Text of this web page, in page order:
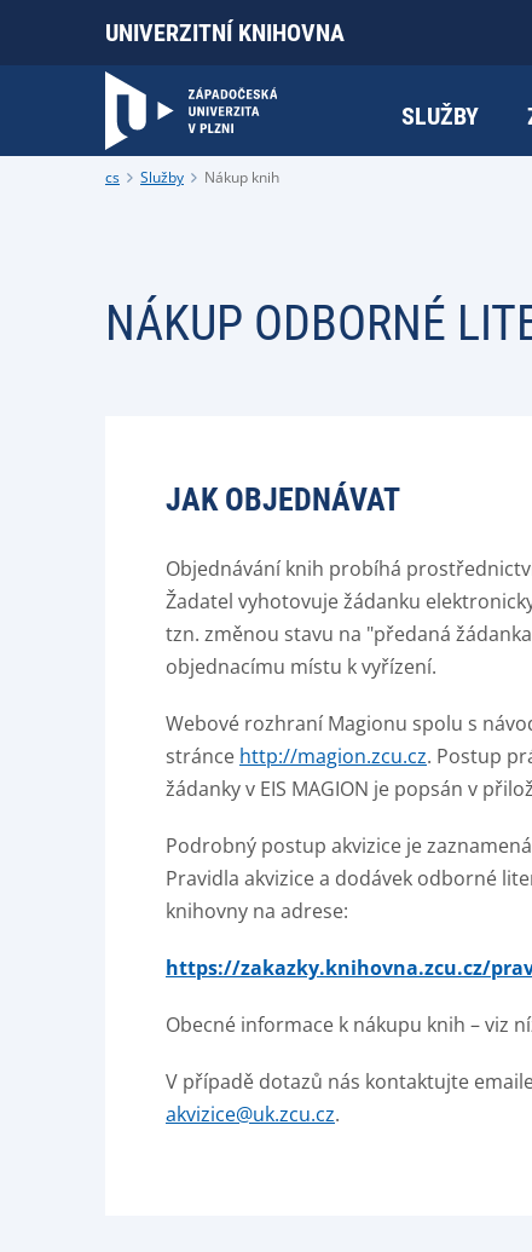
UNIVERZITNÍ KNIHOVNA
SLUŽBY
cs Služby Nákup knih
NÁKUP ODBORNÉ
JAK OBJEDNÁVAT
Objednávání knih probíhá
Žadatel vyhotovuje žádanku
tzn. změnou stavu na "předaná
objednacímu místu k vyřízení.
Webové rozhraní Magionu spolu s
stránce http://magion.zcu.cz. Postup
žádanky v EIS MAGION je popsán v
Podrobný postup akvizice je
Pravidla akvizice a dodávek odborné
knihovny na adrese:
https://zakazky.knihovna.zcu.cz/
Obecné informace k nákupu knih – viz
V případě dotazů nás kontaktujte
akvizice@uk.zcu.cz.